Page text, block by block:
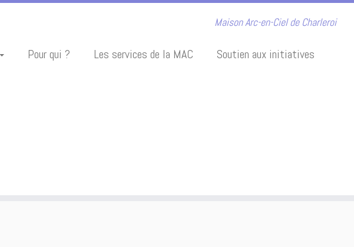
Maison Arc-en-Ciel de Charleroi
Pour qui ? Les services de la MAC
Soutien aux initiatives